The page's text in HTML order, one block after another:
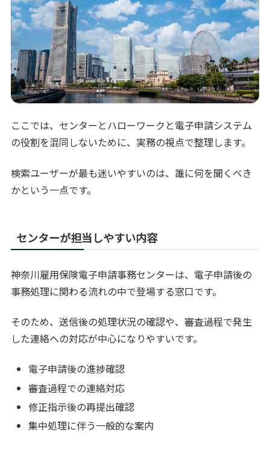
ここでは、センターとハローワークと電子申請システム
の役割を混同しないために、実務の視点で整理します。
検索ユーザーが最も迷いやすいのは、誰に何を聞くべき
かという一点です。
センターが担当しやすい内容
神奈川雇用保険電子申請事務センターは、電子申請後の
事務処理に関わる流れの中で登場する窓口です。
そのため、送信後の処理状況の確認や、審査過程で発生
した連絡への対応が中心になりやすいです。
電子申請後の進捗確認
審査過程での連絡対応
修正指示後の再提出確認
集中処理に伴う一般的な案内